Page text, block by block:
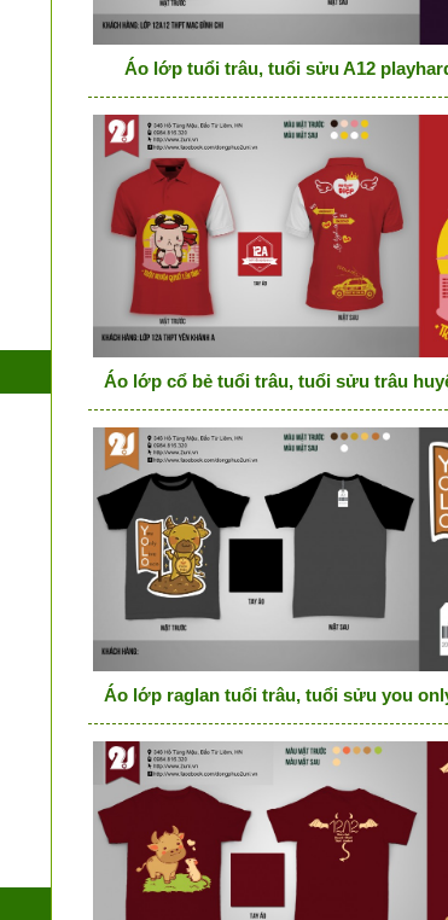
Áo lớp tuổi trâu, tuổi sửu A12
Áo lớp cổ bẻ tuổi trâu, tuổi sửu trâu
Áo lớp raglan tuổi trâu, tuổi sửu you